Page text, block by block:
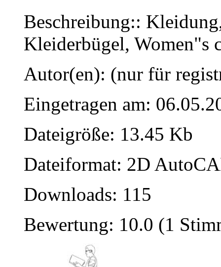
Beschreibung::
Kleiderbügel, Women"s
Autor(en): (nur für
Eingetragen am:
Dateigröße: 13.45 Kb
Dateiformat: 2D
Downloads: 115
Bewertung: 10.0 (1